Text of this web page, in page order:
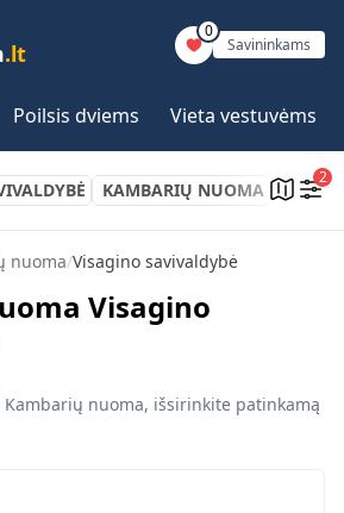
.lt
0
Savininkams
Poilsis dviems Vieta vestuvėms
KAMBARIŲ NUOMA
2
nuoma/Visagino savivaldybė
Visagino
Kambarių nuoma, išsirinkite patinkamą